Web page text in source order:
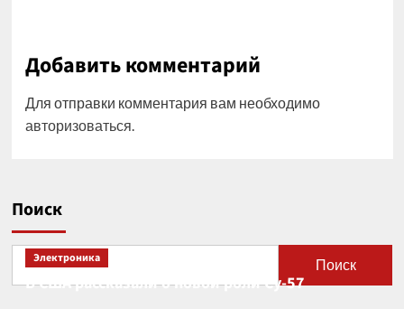
Добавить комментарий
Для отправки комментария вам необходимо
авторизоваться.
Поиск
Поиск
Электроника
В США рассказали о новой роли Су-57